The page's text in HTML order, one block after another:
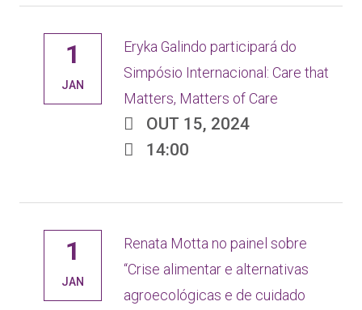
1
JAN
Eryka Galindo participará do
Simpósio Internacional: Care that
Matters, Matters of Care
OUT 15, 2024
14:00
1
JAN
Renata Motta no painel sobre
“Crise alimentar e alternativas
agroecológicas e de cuidado